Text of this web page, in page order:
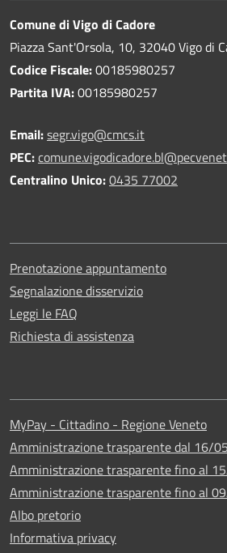
Comune di Vigo di Cadore
Piazza Sant'Orsola, 10, 32040 Vigo di
Codice Fiscale:00185980257
Partita IVA:00185980257
Email:segr.vigo@cmcs.it
PEC:
Centralino Unico:0435 77002
Prenotazione appuntamento
Segnalazione disservizio
Leggi le FAQ
Richiesta di assistenza
MyPay - Cittadino - Regione Veneto
Amministrazione trasparente dal 16/
Amministrazione trasparente fino al
Amministrazione trasparente fino al
Albo pretorio
Informativa privacy